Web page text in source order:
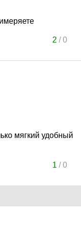
2 /0
мягкий удобный
1 /0